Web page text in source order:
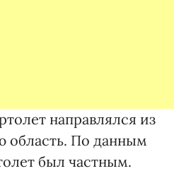
направлялся из
область. По данным
был частным.